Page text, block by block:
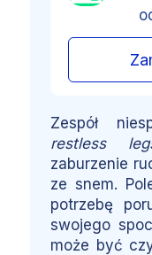
Zespół
restless
zaburzenie
ze snem.
potrzebę
swojego
może być